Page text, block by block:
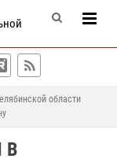
области
В